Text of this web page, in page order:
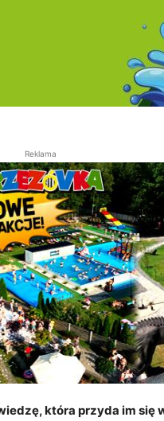
Reklama
która przyda im się